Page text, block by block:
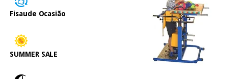
Fisaude Ocasião
SUMMER SALE